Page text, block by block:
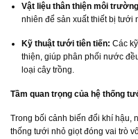
Vật liệu thân thiện môi
nhiên để sản xuất thiết bị tưới
Kỹ thuật tưới tiên tiến: Các
thiện, giúp phân phối nước
loại cây trồng.
Tầm quan trọng của hệ thống
Trong bối cảnh biến đổi khí hậu,
thống tưới nhỏ giọt đóng vai trò